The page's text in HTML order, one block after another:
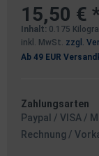
15,50 €
Inhalt: 0.175
inkl. MwSt. zzgl.
Ab 49 EUR
Zahlungsarten
Paypal / VISA /
Rechnung /